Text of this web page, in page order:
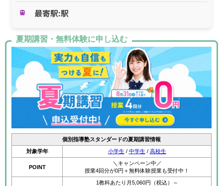
train 最寄駅:駅
夏期講習・無料体験に申し込む
個別指導塾スタンダードの夏期講習情報
対象学年
小学生 / 中学生 / 高校生
POINT
＼キャンペーン中／
授業4回分が0円＋無料体験授業も受付中！
1教科あたり月5,060円（税込）～